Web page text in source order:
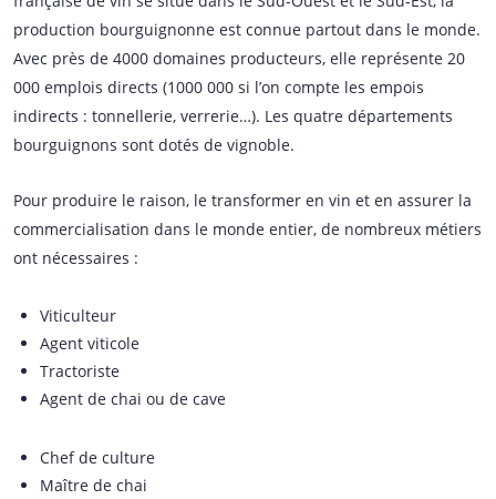
production bourguignonne est connue partout dans le monde.
Avec près de 4000 domaines producteurs, elle représente 20
000 emplois directs (1000 000 si l’on compte les empois
indirects : tonnellerie, verrerie…). Les quatre départements
bourguignons sont dotés de vignoble.
Pour produire le raison, le transformer en vin et en assurer la
commercialisation dans le monde entier, de nombreux métiers
ont nécessaires :
Viticulteur
Agent viticole
Tractoriste
Agent de chai ou de cave
Chef de culture
Maître de chai